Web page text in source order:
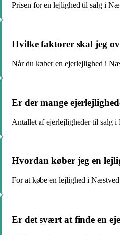
Prisen for en lejlighed til salg i
Hvilke faktorer skal jeg
Når du køber en ejerlejlighed i
Er der mange
Antallet af ejerlejligheder til salg i
Hvordan køber jeg en
For at købe en lejlighed i
Er det svært at finde en